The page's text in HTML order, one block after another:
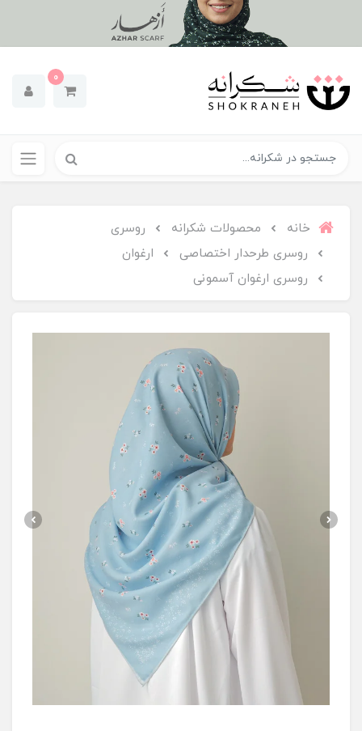
0
خانه محصولات شکرانه
روسری
روسری طرحدار اختصاصی
ارغوان
روسری ارغوان آسمونی